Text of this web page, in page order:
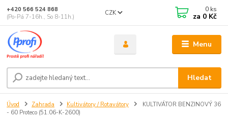
Menu
CZK
Hledat
+420 566 524 868
(Po-Pá 7-16h., So 8-11h.)
0 ks
za 0 Kč
Úvod Zahrada Kultivátory / Rotavátory
KULTIVÁTOR BENZINOVÝ 36
- 60 Proteco (51.06-K-2600)